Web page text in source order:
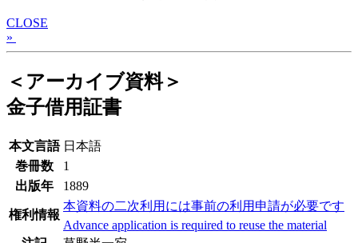
CLOSE
»
＜アーカイブ資料＞
金子借用証書
本文言語 日本語
巻冊数
1
出版年
1889
権利情報
本資料の二次利用には事前の利用申請が必要です
Advance application is required to reuse the material